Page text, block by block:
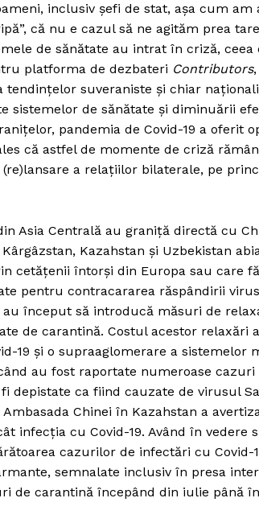
inclusiv șefi de stat, așa cum
că nu e cazul să ne agităm prea
de sănătate au intrat în criză, ceea
platforma de dezbateri Contributors
suveraniste și chiar
sistemelor de sănătate și diminuării
pandemia de Covid-19 a oferit
că astfel de momente de criză
a relațiilor bilaterale, pe
Asia Centrală au graniță directă cu
Kazahstan și Uzbekistan
cetățenii întorși din Europa sau care
pentru contracararea răspândirii
început să introducă măsuri de
de carantină. Costul acestor relaxări
19 și o supraaglomerare a sistemelor
au fost raportate numeroase cazuri
ca fiind cauzate de virusul
Chinei în Kazahstan a
infecția cu Covid-19. Având în vedere
cazurilor de infectări cu Covid-
semnalate inclusiv în presa
de carantină începând din iulie până